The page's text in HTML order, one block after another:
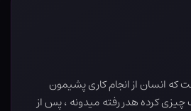
انسان از انجام کاری پشیمون
کرده هدر رفته میدونه ، پس از